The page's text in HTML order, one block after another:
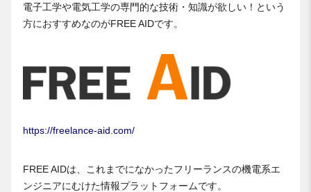
電子工学や電気工学の専門的な技術・知識が欲しい！という
方におすすめなのがFREE AIDです。
https://freelance-aid.com/
FREE AIDは、これまでになかったフリーランスの機電系エ
ンジニアにむけた情報プラットフォームです。